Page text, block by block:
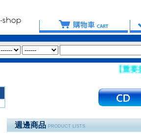
【重要提醒：
週邊商品 PRODUCT LISTS